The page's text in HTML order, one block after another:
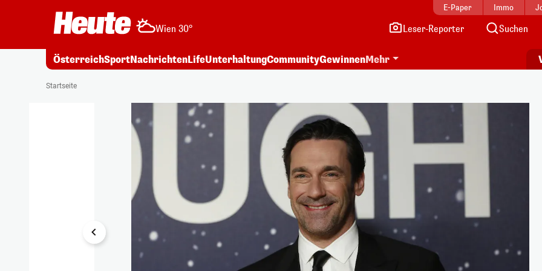
E-Paper Immo
Wien 30° Leser-Reporter Suchen
ÖsterreichSportNachrichtenLifeUnterhaltungCommunityGewinnenMehr
Startseite